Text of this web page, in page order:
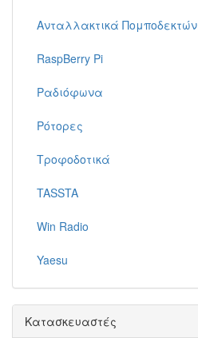
Ανταλλακτικά Πομποδεκτών
RaspBerry Pi
Ραδιόφωνα
Ρότορες
Τροφοδοτικά
TASSTA
Win Radio
Yaesu
Κατασκευαστές